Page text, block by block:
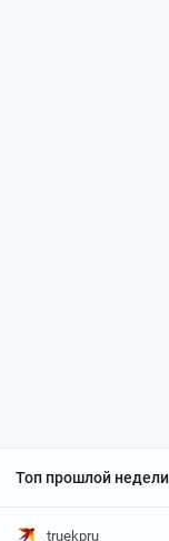
Топ прошлой недели
truekpru